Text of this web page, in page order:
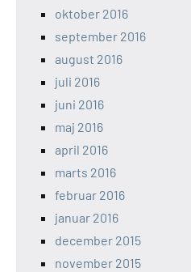
oktober 2016
september 2016
august 2016
juli 2016
juni 2016
maj 2016
april 2016
marts 2016
februar 2016
januar 2016
december 2015
november 2015